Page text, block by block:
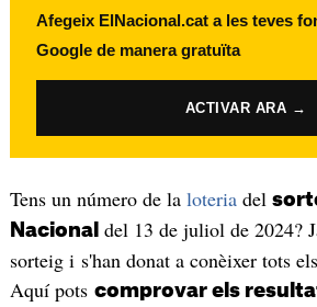
Afegeix ElNacional.cat a les teves
Google de manera gratuïta
ACTIVAR ARA →
Tens un número de la loteriadel
Nacional del 13 de juliol de 2024?
sorteig i s'han donat a conèixer tots
Aquí pots comprovar els